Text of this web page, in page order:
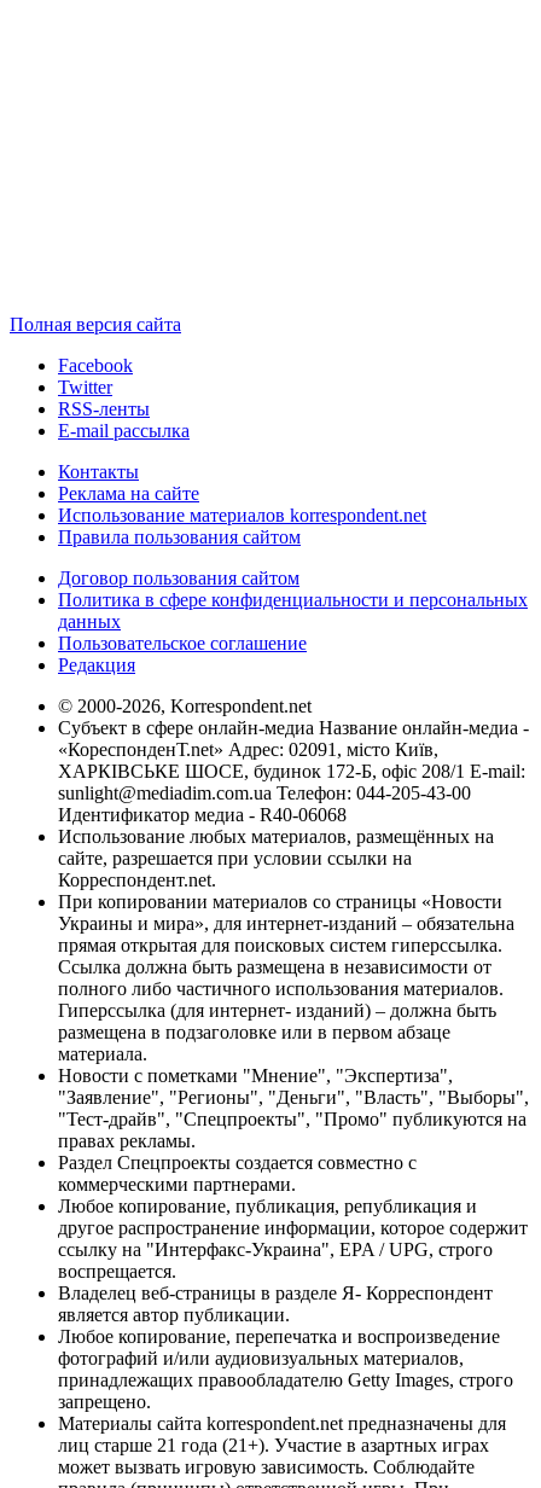
Полная версия сайта
Facebook
Twitter
RSS-ленты
E-mail рассылка
Контакты
Реклама на сайте
Использование материалов korrespondent.net
Правила пользования сайтом
Договор пользования сайтом
Политика в сфере конфиденциальности и персональных
данных
Пользовательское соглашение
Редакция
© 2000-2026, Korrespondent.net
Субъект в сфере онлайн-медиа Название онлайн-медиа -
«КореспонденТ.net» Адрес: 02091, місто Київ,
ХАРКІВСЬКЕ ШОСЕ, будинок 172-Б, офіс 208/1 E-mail:
sunlight@mediadim.com.ua Телефон: 044-205-43-00
Идентификатор медиа - R40-06068
Использование любых материалов, размещённых на
сайте, разрешается при условии ссылки на
Корреспондент.net.
При копировании материалов со страницы «Новости
Украины и мира», для интернет-изданий – обязательна
прямая открытая для поисковых систем гиперссылка.
Ссылка должна быть размещена в независимости от
полного либо частичного использования материалов.
Гиперссылка (для интернет- изданий) – должна быть
размещена в подзаголовке или в первом абзаце
материала.
Новости с пометками "Мнение", "Экспертиза",
"Заявление", "Регионы", "Деньги", "Власть", "Выборы",
"Тест-драйв", "Спецпроекты", "Промо" публикуются на
правах рекламы.
Раздел Спецпроекты создается совместно с
коммерческими партнерами.
Любое копирование, публикация, републикация и
другое распространение информации, которое содержит
ссылку на "Интерфакс-Украина", EPA / UPG, строго
воспрещается.
Владелец веб-страницы в разделе Я- Корреспондент
является автор публикации.
Любое копирование, перепечатка и воспроизведение
фотографий и/или аудиовизуальных материалов,
принадлежащих правообладателю Getty Images, строго
запрещено.
Материалы сайта korrespondent.net предназначены для
лиц старше 21 года (21+). Участие в азартных играх
может вызвать игровую зависимость. Соблюдайте